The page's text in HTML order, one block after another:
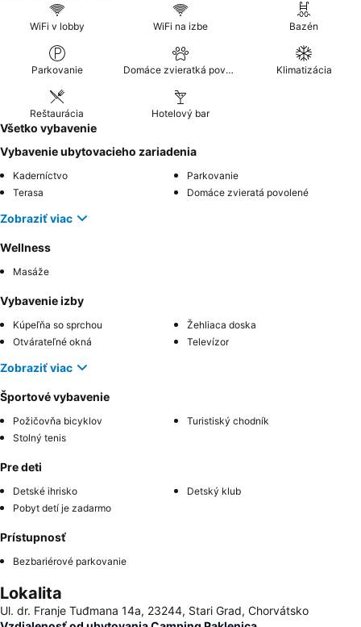
WiFi v lobby WiFi na izbe Bazén
Parkovanie Domáce zvieratká povolené Klimatizácia
Reštaurácia Hotelový bar
Všetko vybavenie
Vybavenie ubytovacieho zariadenia
Kaderníctvo
Parkovanie
Terasa
Domáce zvieratá povolené
Zobraziť viac
Wellness
Masáže
Vybavenie izby
Kúpeľňa so sprchou
Žehliaca doska
Otvárateľné okná
Televízor
Zobraziť viac
Športové vybavenie
Požičovňa bicyklov
Turistiský chodník
Stolný tenis
Pre deti
Detské ihrisko
Detský klub
Pobyt detí je zadarmo
Prístupnosť
Bezbariérové parkovanie
Lokalita
Ul. dr. Franje Tuđmana 14a, 23244, Stari Grad, Chorvátsko